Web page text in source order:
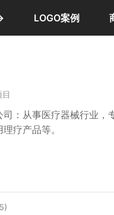
LOGO案例
：从事医疗器械行业，
疗产品等。
)